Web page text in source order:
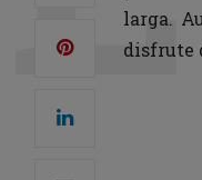
larga.
disfrute